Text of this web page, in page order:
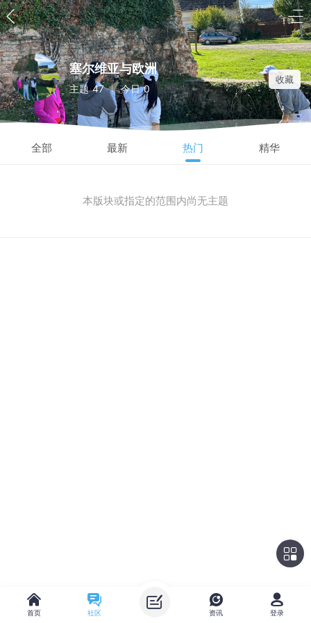
塞尔维亚与欧洲
主题 47 | 今日 0
收藏
全部 最新 热门 精华
本版块或指定的范围内尚无主题
首页 社区 资讯 登录